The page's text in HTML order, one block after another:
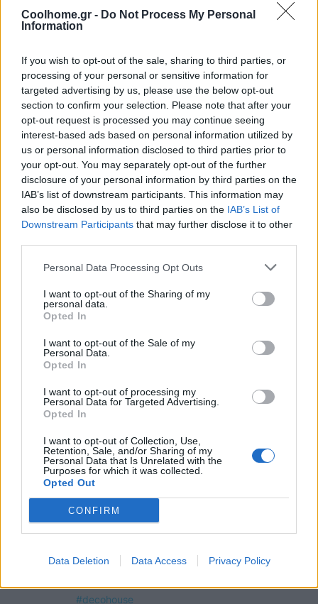
Coolhome.gr - Do Not Process My Personal
Information
If you wish to opt-out of the sale, sharing to third parties, or
processing of your personal or sensitive information for
targeted advertising by us, please use the below opt-out
section to confirm your selection. Please note that after your
opt-out request is processed you may continue seeing
interest-based ads based on personal information utilized by
us or personal information disclosed to third parties prior to
your opt-out. You may separately opt-out of the further
disclosure of your personal information by third parties on the
IAB’s list of downstream participants. This information may
also be disclosed by us to third parties on the IAB’s List of
Downstream Participants that may further disclose it to other
Personal Data Processing Opt Outs
I want to opt-out of the Sharing of my
personal data.
Opted In
I want to opt-out of the Sale of my
Personal Data.
Opted In
I want to opt-out of processing my
Personal Data for Targeted Advertising.
Opted In
I want to opt-out of Collection, Use,
Retention, Sale, and/or Sharing of my
Personal Data that Is Unrelated with the
Purposes for which it was collected.
Opted Out
CONFIRM
Data Deletion Data Access Privacy Policy
@COOLH